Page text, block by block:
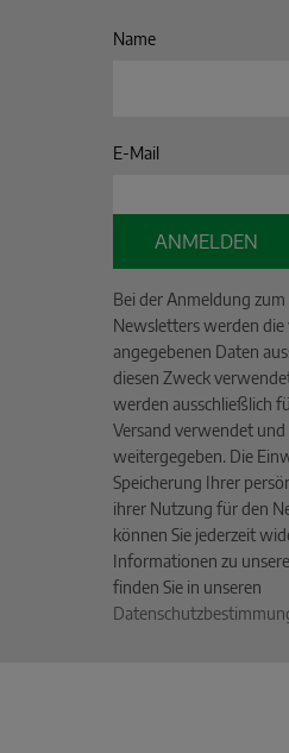
Name
E-Mail
ANMELDEN
Bei der Anmeldung
Newsletters werden die
angegebenen Daten
diesen Zweck
werden ausschließlich
Versand verwendet
weitergegeben. Die
Speicherung Ihrer
ihrer Nutzung für den
können Sie jederzeit
Informationen zu
finden Sie in unseren